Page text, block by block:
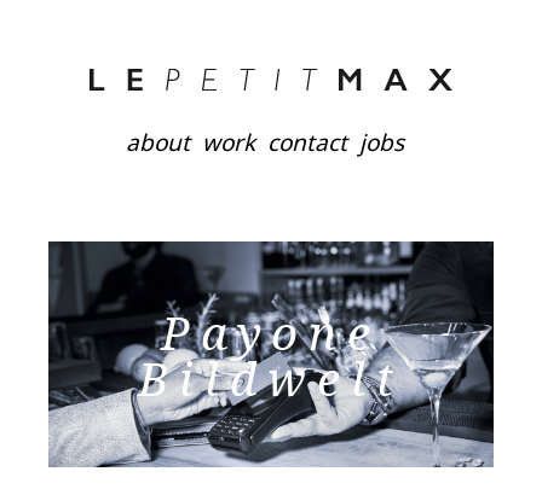
about work contact jobs
Payone
Bildwelt